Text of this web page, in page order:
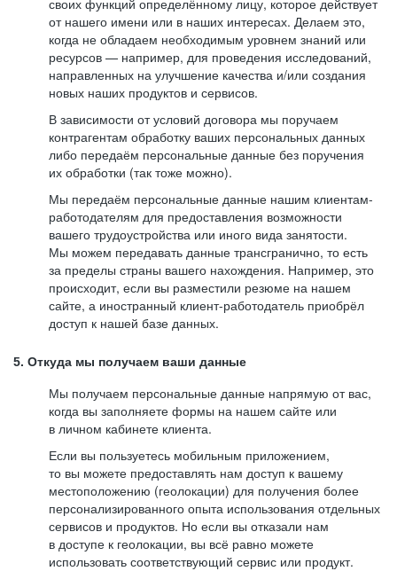
своих функций определённому лицу, которое действует
от нашего имени или в наших интересах. Делаем это,
когда не обладаем необходимым уровнем знаний или
ресурсов — например, для проведения исследований,
направленных на улучшение качества и/или создания
новых наших продуктов и сервисов.
В зависимости от условий договора мы поручаем
контрагентам обработку ваших персональных данных
либо передаём персональные данные без поручения
их обработки (так тоже можно).
Мы передаём персональные данные нашим клиентам-
работодателям для предоставления возможности
вашего трудоустройства или иного вида занятости.
Мы можем передавать данные трансгранично, то есть
за пределы страны вашего нахождения. Например, это
происходит, если вы разместили резюме на нашем
сайте, а иностранный клиент-работодатель приобрёл
доступ к нашей базе данных.
5. Откуда мы получаем ваши данные
Мы получаем персональные данные напрямую от вас,
когда вы заполняете формы на нашем сайте или
в личном кабинете клиента.
Если вы пользуетесь мобильным приложением,
то вы можете предоставлять нам доступ к вашему
местоположению (геолокации) для получения более
персонализированного опыта использования отдельных
сервисов и продуктов. Но если вы отказали нам
в доступе к геолокации, вы всё равно можете
использовать соответствующий сервис или продукт.